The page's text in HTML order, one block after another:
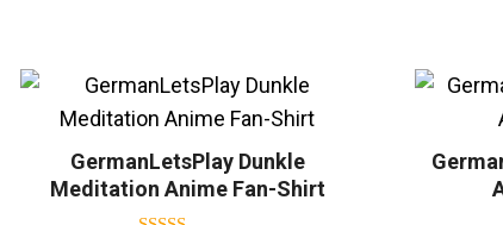
GermanLetsPlay Dunkle
Meditation Anime Fan-Shirt